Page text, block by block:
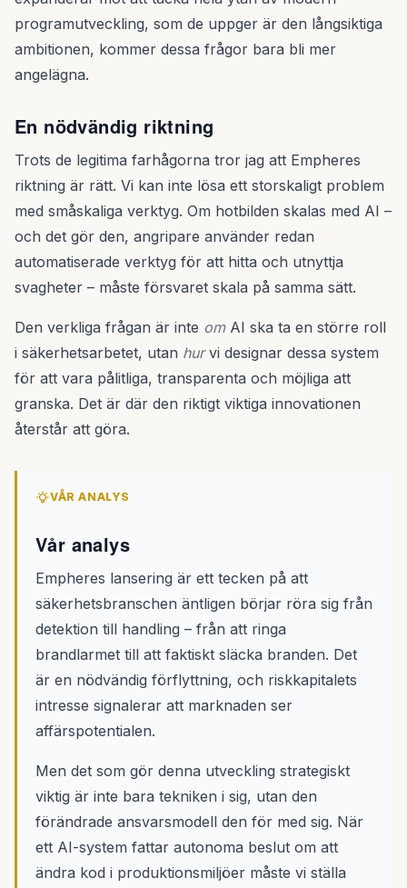
programutveckling, som de uppger är den långsiktiga
ambitionen, kommer dessa frågor bara bli mer
angelägna.
En nödvändig riktning
Trots de legitima farhågorna tror jag att Empheres
riktning är rätt. Vi kan inte lösa ett storskaligt problem
med småskaliga verktyg. Om hotbilden skalas med AI –
och det gör den, angripare använder redan
automatiserade verktyg för att hitta och utnyttja
svagheter – måste försvaret skala på samma sätt.
Den verkliga frågan är inte omAI ska ta en större roll
i säkerhetsarbetet, utan hurvi designar dessa system
för att vara pålitliga, transparenta och möjliga att
granska. Det är där den riktigt viktiga innovationen
återstår att göra.
VÅR ANALYS
Vår analys
Empheres lansering är ett tecken på att
säkerhetsbranschen äntligen börjar röra sig från
detektion till handling – från att ringa
brandlarmet till att faktiskt släcka branden. Det
är en nödvändig förflyttning, och riskkapitalets
intresse signalerar att marknaden ser
affärspotentialen.
Men det som gör denna utveckling strategiskt
viktig är inte bara tekniken i sig, utan den
förändrade ansvarsmodell den för med sig. När
ett AI-system fattar autonoma beslut om att
ändra kod i produktionsmiljöer måste vi ställa